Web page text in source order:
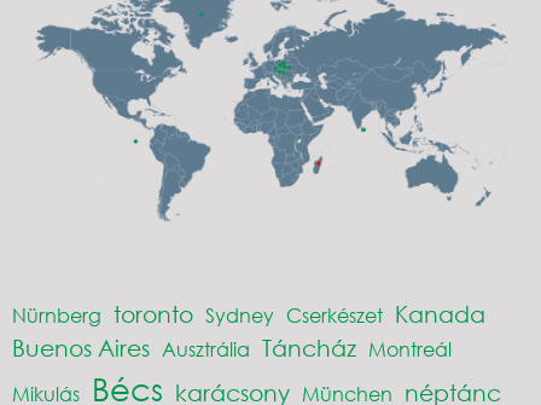
Nürnberg toronto Sydney Cserkészet Kanada
Buenos Aires Ausztrália Táncház Montreál
Mikulás Bécs karácsony München néptánc